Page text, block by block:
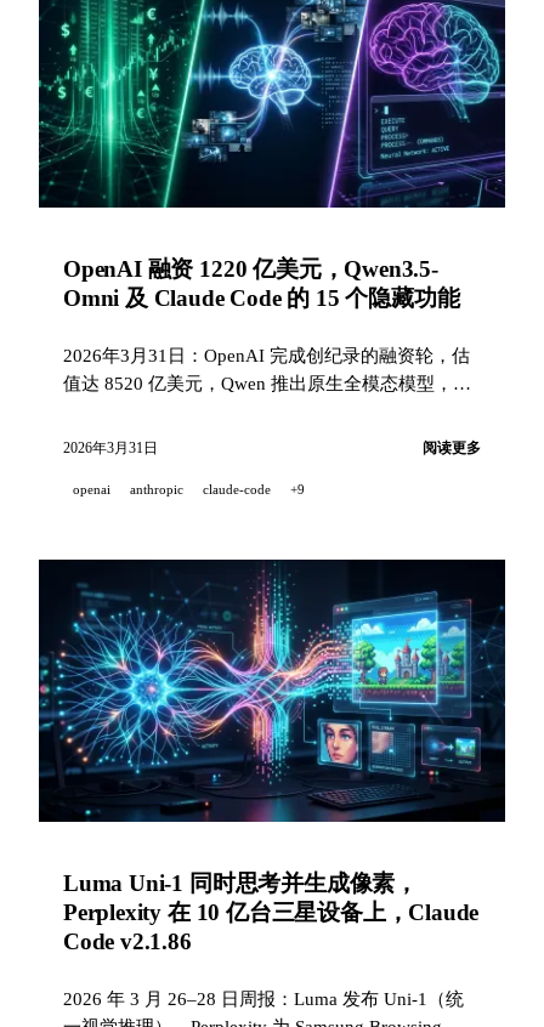
OpenAI 融资 1220 亿美元，Qwen3.5-
Omni 及 Claude Code 的 15 个隐藏功能
2026年3月31日：OpenAI 完成创纪录的融资轮，估
值达 8520 亿美元，Qwen 推出原生全模态模型，
2026年3月31日 阅读更多
openai anthropic claude-code +9
Luma Uni-1 同时思考并生成像素，
Perplexity 在 10 亿台三星设备上，Claude
Code v2.1.86
2026 年 3 月 26–28 日周报：Luma 发布 Uni-1（统